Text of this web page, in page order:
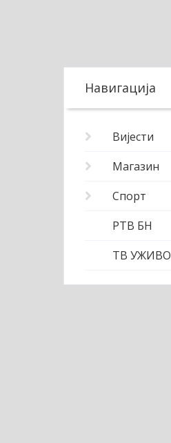
Навигација
Вијести
Магазин
Спорт
РТВ БН
ТВ УЖИВО